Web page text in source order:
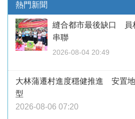
熱門新聞
縫合都市最後缺口 員
串聯
2026-08-04 20:49
大林蒲遷村進度穩健推進 安置
型
2026-08-06 07:20